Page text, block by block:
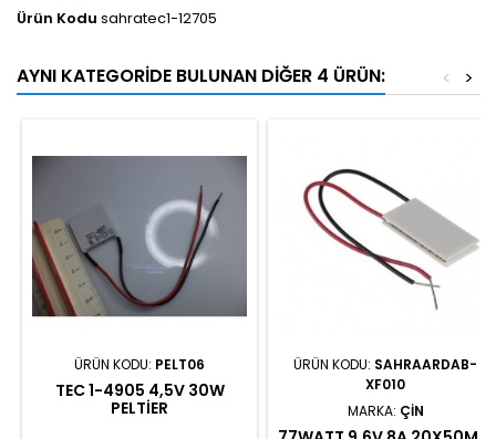
Ürün Kodu sahratec1-12705
AYNI KATEGORIDE BULUNAN DIĞER 4 ÜRÜN: >
<
ÜRÜN KODU: PELT06
TEC 1-4905 4,5V 30W
PELTIER
ÜRÜN KODU: SAHRAARDAB-
XF010
MARKA: ÇIN